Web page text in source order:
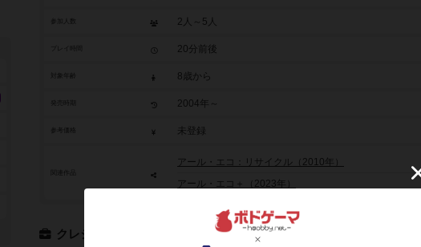
参加人数 2人～5人
20分前後
8歳から
2004年～
参考価格 未登録
関連作品
アール・エコ：リサイクル（2010年）
アール・エコ＋（2023年）
クレジット